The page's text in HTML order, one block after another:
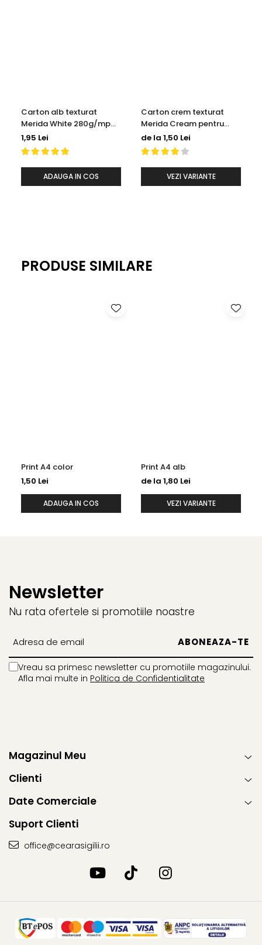
Carton alb texturat
Merida White 280g/mp
pentru invitatii de nunta
1,95 Lei
ADAUGA IN COS
Carton crem texturat
Merida Cream pentru
invitatii de nunta
de la 1,50 Lei
VEZI VARIANTE
PRODUSE SIMILARE
Print A4 color
1,50 Lei
ADAUGA IN COS
Print A4 alb
de la 1,80 Lei
VEZI VARIANTE
Newsletter
Nu rata ofertele si promotiile noastre
Vreau sa primesc newsletter cu promotiile magazinului.
Afla mai multe in Politica de Confidentialitate
Magazinul Meu
Clienti
Date Comerciale
Suport Clienti
office@cearasigilii.ro